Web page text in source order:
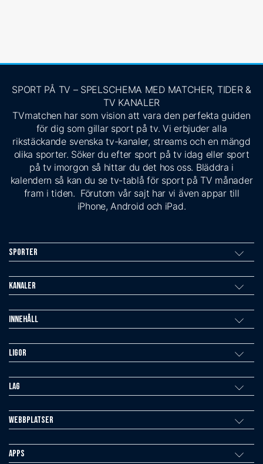
SPORT PÅ TV – SPELSCHEMA MED MATCHER, TIDER &
TV KANALER
TVmatchen har som vision att vara den perfekta guiden
för dig som gillar sport på tv. Vi erbjuder alla
rikstäckande svenska tv-kanaler, streams och en mängd
olika sporter. Söker du efter sport på tv idag eller sport
på tv imorgon så hittar du det hos oss. Bläddra i
kalendern så kan du se tv-tablå för sport på TV månader
fram i tiden. Förutom vår sajt har vi även appar till
iPhone, Android och iPad.
Sporter
Kanaler
Innehåll
Ligor
Lag
Webbplatser
Apps